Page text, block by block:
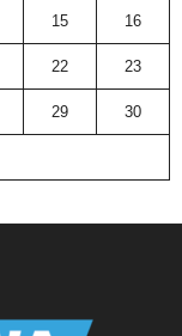
15 16
22 23
29 30